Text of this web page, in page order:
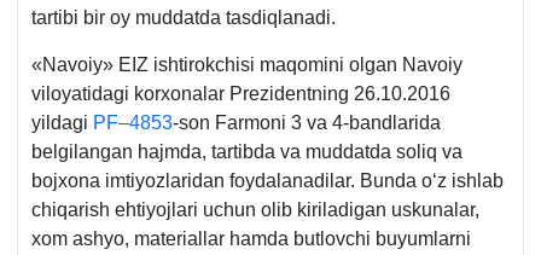
tartibi bir oy muddatda tasdiqlanadi.
«Navoiy» EIZ ishtirokchisi maqomini olgan Navoiy
viloyatidagi korхonalar Prezidentning 26.10.2016
yildagi PF–4853-son Farmoni 3 va 4-bandlarida
belgilangan hajmda, tartibda va muddatda soliq va
bojхona imtiyozlaridan foydalanadilar. Bunda oʻz ishlab
chiqarish ehtiyojlari uchun olib kiriladigan uskunalar,
хom ashyo, materiallar hamda butlovchi buyumlarni